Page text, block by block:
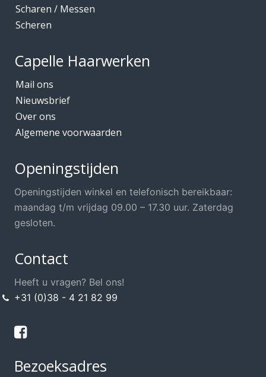
Scharen / Messen
Scheren
Capelle Haarwerken
Mail ons
Nieuwsbrief
Over ons
Algemene voorwaarden
Openingstijden
Openingstijden winkel en telefonisch bereikbaar:
maandag t/m vrijdag 09.00 – 17.30 uur. Zaterdag
gesloten.
Contact
Heeft u vragen? Bel ons!
+31 (0)38 - 4 21 82 99
Bezoeksadres